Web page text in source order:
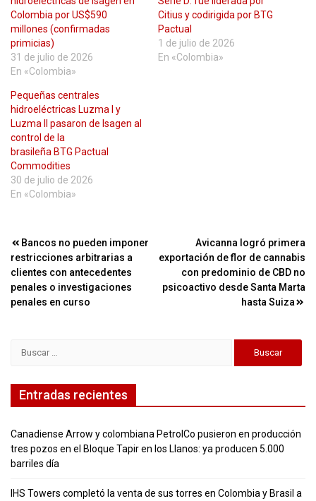
Colombia por US$590
millones (confirmadas
primicias)
31 de julio de 2026
En «Colombia»
Citius y codirigida por BTG
Pactual
1 de julio de 2026
En «Colombia»
Pequeñas centrales
hidroeléctricas Luzma I y
Luzma II pasaron de Isagen al
control de la
brasileña BTG Pactual
Commodities
30 de julio de 2026
En «Colombia»
Navegación
de
entradas
Bancos no pueden imponer
restricciones arbitrarias a
clientes con antecedentes
penales o investigaciones
penales en curso
Avicanna logró primera
exportación de flor de cannabis
con predominio de CBD no
psicoactivo desde Santa Marta
hasta Suiza
Entradas recientes
Canadiense Arrow y colombiana PetrolCo pusieron en producción
tres pozos en el Bloque Tapir en los Llanos: ya producen 5.000
barriles día
IHS Towers completó la venta de sus torres en Colombia y Brasil a